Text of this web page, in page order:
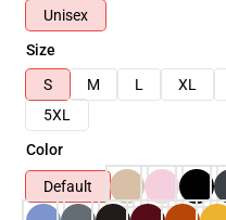
Unisex
Size
S
M L XL
5XL
Color
Default